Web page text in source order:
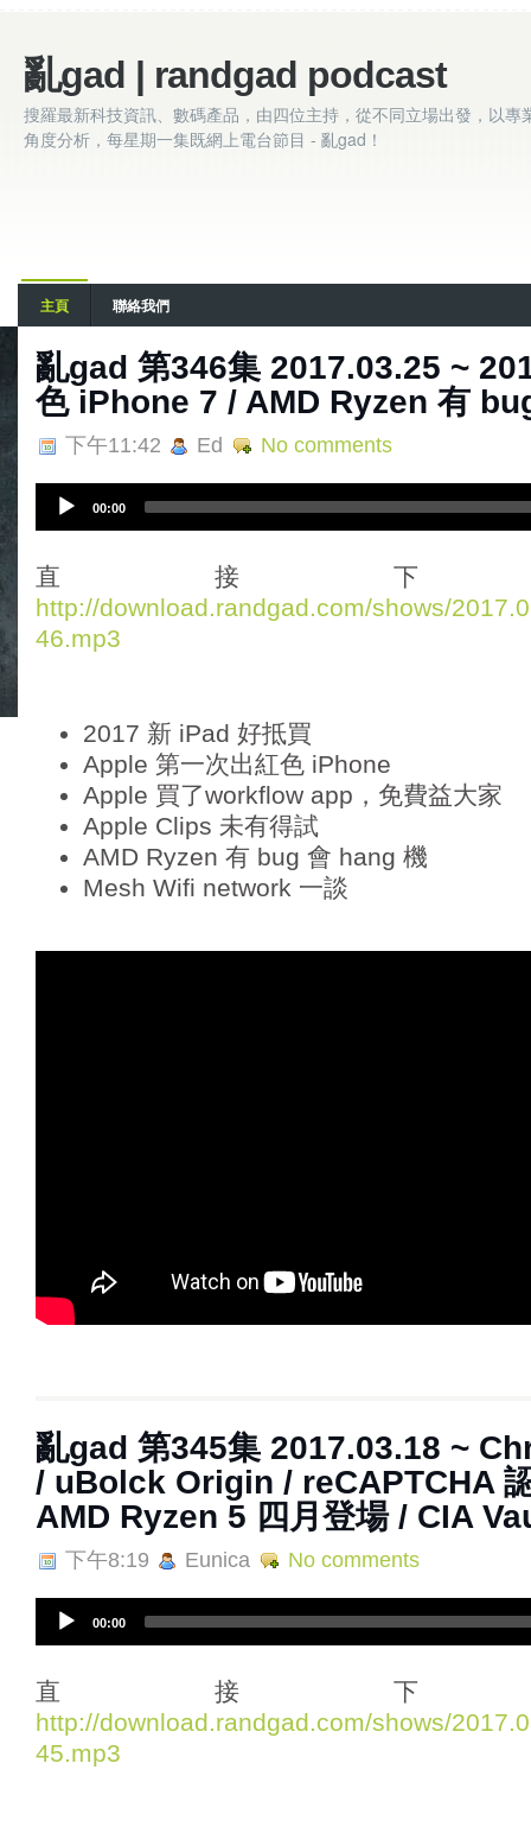
亂gad | randgad podcast
搜羅最新科技資訊、數碼產品，由四位主持，從不同立場出發，以專
角度分析，每星期一集既網上電台節目 - 亂gad！
主頁 聯絡我們
亂gad 第346集 2017.03.25 ~
色 iPhone 7 / AMD Ryzen 有
下午11:42 Ed No comments
i
o
P
l
00:00
直接
http://download.randgad.com/shows/
46.mp3
2017 新 iPad 好抵買
Apple 第一次出紅色 iPhone
Apple 買了workflow app，免費益大家
Apple Clips 未有得試
AMD Ryzen 有 bug 會 hang 機
Mesh Wifi network 一談
亂gad 第345集 2017.03.18 ~
/ uBolck Origin / reCAPTCHA
AMD Ryzen 5 四月登場 / CIA
下午8:19 Eunica No comments
i
o
P
l
00:00
直接
http://download.randgad.com/shows/
45.mp3